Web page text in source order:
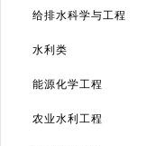
给排水科学与工程
水利类
能源化学工程
农业水利工程